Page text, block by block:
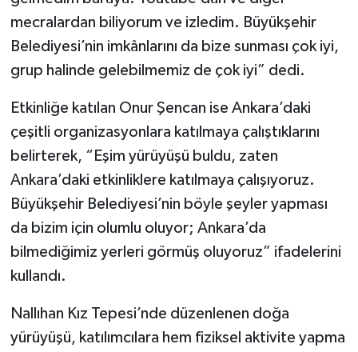
mecralardan biliyorum ve izledim. Büyükşehir
Belediyesi’nin imkânlarını da bize sunması çok iyi,
grup halinde gelebilmemiz de çok iyi” dedi.
Etkinliğe katılan Onur Şencan ise Ankara’daki
çeşitli organizasyonlara katılmaya çalıştıklarını
belirterek, “Eşim yürüyüşü buldu, zaten
Ankara’daki etkinliklere katılmaya çalışıyoruz.
Büyükşehir Belediyesi’nin böyle şeyler yapması
da bizim için olumlu oluyor; Ankara’da
bilmediğimiz yerleri görmüş oluyoruz” ifadelerini
kullandı.
Nallıhan Kız Tepesi’nde düzenlenen doğa
yürüyüşü, katılımcılara hem fiziksel aktivite yapma